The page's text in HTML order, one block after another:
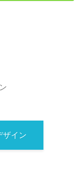
ザイン